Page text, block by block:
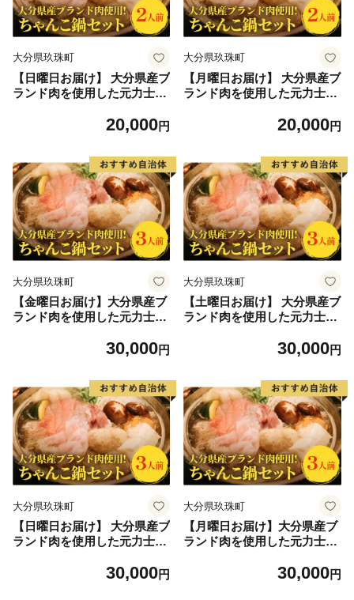
大分県玖珠町
【日曜日お届け】 大分県産ブ
ランド肉を使用した元力士が
大分県産 おおいた 豊後牛 ぶ
プ 醤油 野菜 盛り合わせ 家庭
用 居酒屋 雷峰 雷峰 ちゃんこ
雷峰鍋 簡単 玖珠郡 創業 うど
ん 雑炊 鶏つみれ 簡単 時短
20,000円
大分県玖珠町
【月曜日お届け】 大分県産ブ
ランド肉を使用した元力士が
大分県産 おおいた 豊後牛 ぶ
プ 醤油 野菜 盛り合わせ 家庭
用 居酒屋 雷峰 雷峰 ちゃんこ
雷峰鍋 簡単 玖珠郡 創業 うど
ん 雑炊 鶏つみれ 簡単 時短
20,000円
大分県玖珠町
【金曜日お届け】大分県産ブ
ランド肉を使用した元力士が
おおいた豊後牛 大分県産 豚
盛り合わせ つみれ 大分 玖珠
郡 居酒屋 元力士 家鍋 食材
厳選 大横綱 冷蔵保管 冷蔵便
ちゃんこ 鍋セット簡単 手軽
調理
30,000円
大分県玖珠町
【土曜日お届け】 大分県産ブ
ランド肉を使用した元力士が
おおいた豊後牛 大分県産 豚
盛り合わせ つみれ 大分 玖珠
郡 居酒屋 元力士 家鍋 食材
厳選 大横綱 冷蔵保管 冷蔵便
ちゃんこ 鍋セット簡単 手軽
調理
30,000円
大分県玖珠町
【日曜日お届け】 大分県産ブ
ランド肉を使用した元力士が
おおいた豊後牛 大分県産 豚
30,000円
大分県玖珠町
【月曜日お届け】大分県産ブ
ランド肉を使用した元力士が
おおいた豊後牛 大分県産 豚
30,000円